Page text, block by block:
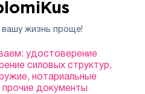
жизнь проще!
удостоверение
силовых структур,
нотариальные
документы